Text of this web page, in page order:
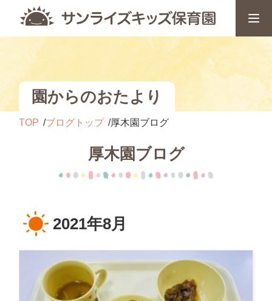
園からのおたより
TOP ブログトップ 厚木園ブログ
厚木園ブログ
2021年8月